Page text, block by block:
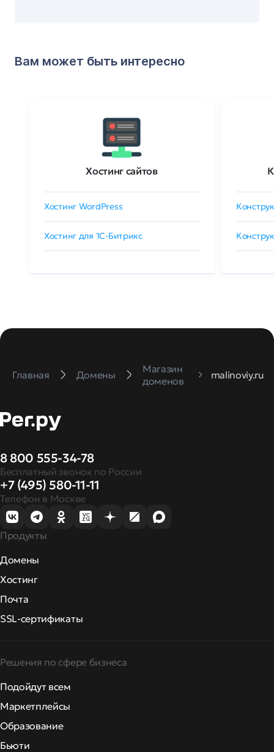
Вам может быть интересно
Хостинг сайтов
Хостинг WordPress
Хостинг для 1C-Битрикс
Главная Домены
Магазин
доменов
malinoviy.ru
8 800 555-34-78
Бесплатный звонок по России
+7 (495) 580-11-11
Телефон в Москве
Продукты
Домены
Хостинг
Почта
SSL-сертификаты
Решения по сфере бизнеса
Подойдут всем
Маркетплейсы
Образование
Бьюти